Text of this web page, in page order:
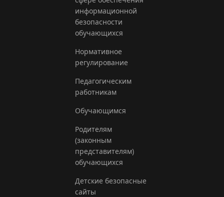
информационной
безопасности
обучающихся
Нормативное
регулирование
Педагогическим
работникам
Обучающимся
Родителям
(законным
представителям)
обучающихся
Детские безопасные
сайты